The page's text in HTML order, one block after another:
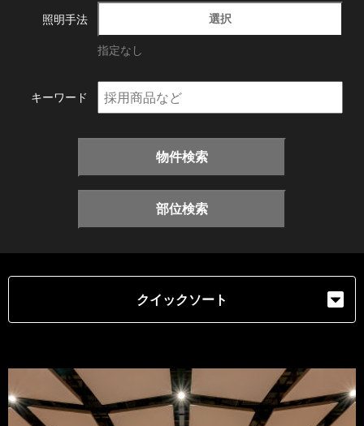
照明手法 選択
指定なし
キーワード
物件検索
部位検索
クイックソート